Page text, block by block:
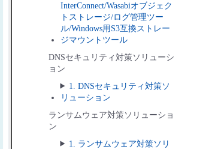
InterConnect/Wasabiオブジェク
トストレージ/ログ管理ツー
ル/Windows用S3互換ストレー
ジマウントツール
DNSセキュリティ対策ソリューシ
ョン
1. DNSセキュリティ対策ソ
リューション
ランサムウェア対策ソリューショ
ン
1. ランサムウェア対策ソリ